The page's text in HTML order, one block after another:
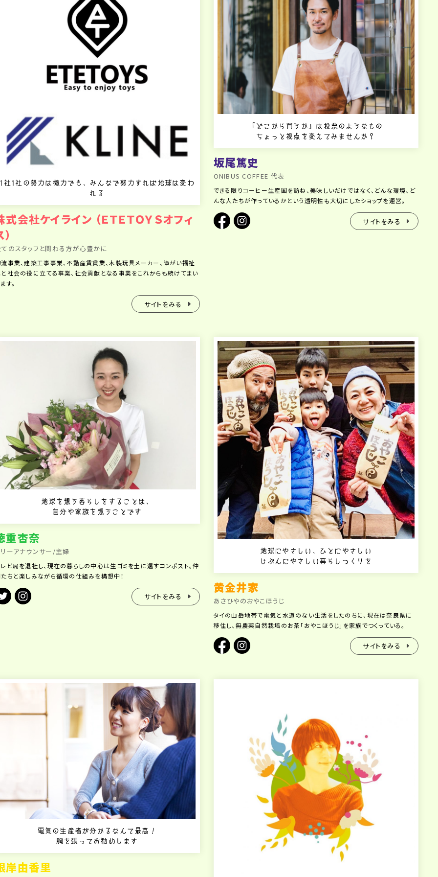
1社1社の努力は微力でも、みんなで努力すれば地球は変わ
れる
式会社ケイライン （ＥＴＥＴＯＹＳオフィ
のスタッフと関わる方が心豊かに
事業、建築工事事業、不動産賃貸業、木製玩具メーカー、障がい福祉
社会の役に立てる事業、社会貢献となる事業をこれからも続けてまい
す。
サイトをみる
「どこから買うか」は投票のようなもの
ちょっと視点を変えてみませんか？
坂尾篤史
ONIBUS COFFEE 代表
できる限りコーヒー生産国を訪ね、美味しいだけではなく、どんな環境、ど
んな人たちが作っているかという透明性も大切にしたショップを運営。
サイトをみる
地球を想う暮らしをすることは、
自分や家族を想うことです
重杏奈
ーアナウンサー/主婦
ビ局を退社し、現在の暮らしの中心は生ゴミを土に還すコンポスト。仲
ちと楽しみながら循環の仕組みを構想中！
サイトをみる
地球にやさしい、ひとにやさしい
じぶんにやさしい暮らしつくりを
黄金井家
あさひやのおやこほうじ
タイの山岳地帯で電気と水道のない生活をしたのちに、現在は奈良県に
移住し、無農薬自然栽培のお茶「おやこほうじ」を家族でつくっている。
サイトをみる
電気の生産者が分かるなんて最高！
胸を張ってお勧めします
岸由香里